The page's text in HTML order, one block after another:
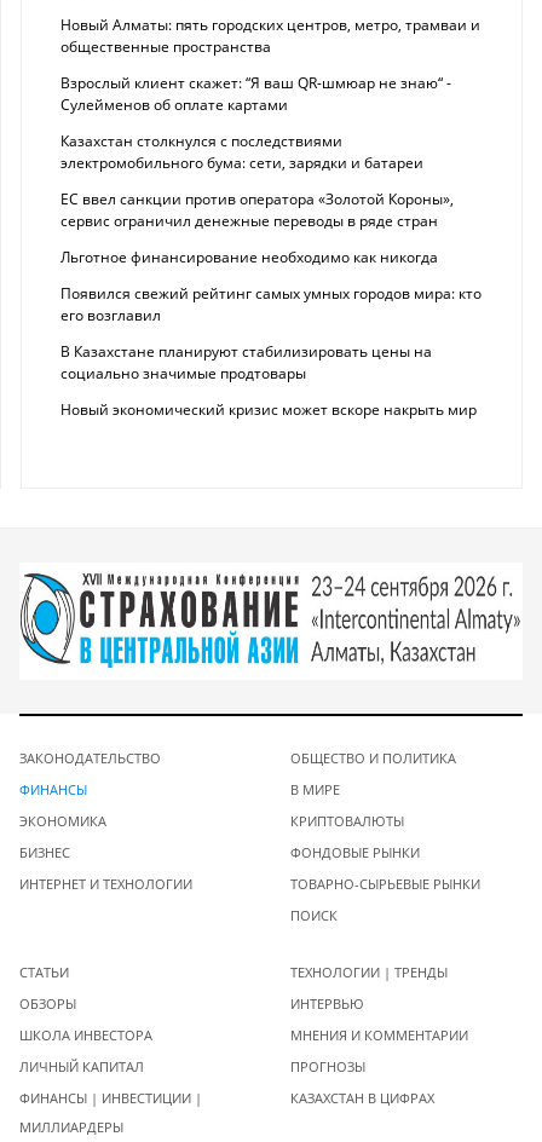
Новый Алматы: пять городских центров, метро, трамваи и
общественные пространства
Взрослый клиент скажет: “Я ваш QR-шмюар не знаю“ -
Сулейменов об оплате картами
Казахстан столкнулся с последствиями
электромобильного бума: сети, зарядки и батареи
ЕС ввел санкции против оператора «Золотой Короны»,
сервис ограничил денежные переводы в ряде стран
Льготное финансирование необходимо как никогда
Появился свежий рейтинг самых умных городов мира: кто
его возглавил
В Казахстане планируют стабилизировать цены на
социально значимые продтовары
Новый экономический кризис может вскоре накрыть мир
ЗАКОНОДАТЕЛЬСТВО
ФИНАНСЫ
ЭКОНОМИКА
БИЗНЕС
ИНТЕРНЕТ И ТЕХНОЛОГИИ
ОБЩЕСТВО И ПОЛИТИКА
В МИРЕ
КРИПТОВАЛЮТЫ
ФОНДОВЫЕ РЫНКИ
ТОВАРНО-СЫРЬЕВЫЕ РЫНКИ
ПОИСК
СТАТЬИ
ОБЗОРЫ
ШКОЛА ИНВЕСТОРА
ЛИЧНЫЙ КАПИТАЛ
ФИНАНСЫ | ИНВЕСТИЦИИ |
МИЛЛИАРДЕРЫ
ТЕХНОЛОГИИ | ТРЕНДЫ
ИНТЕРВЬЮ
МНЕНИЯ И КОММЕНТАРИИ
ПРОГНОЗЫ
КАЗАХСТАН В ЦИФРАХ